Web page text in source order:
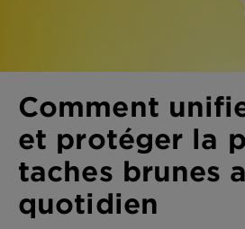
SOLAIRE
SERVICES
&
DIAGNOSTICS
Comment
et protéger la
taches brunes
quotidien